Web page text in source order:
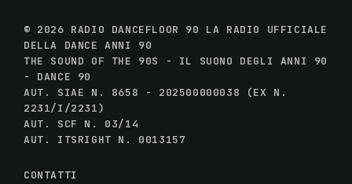
© 2026 RADIO DANCEFLOOR 90 LA RADIO UFFICIALE
DELLA DANCE ANNI 90
THE SOUND OF THE 90S - IL SUONO DEGLI ANNI 90
- DANCE 90
AUT. SIAE N. 8658 - 202500000038 (EX N.
2231/I/2231)
AUT. SCF N. 03/14
AUT. ITSRIGHT N. 0013157
CONTATTI